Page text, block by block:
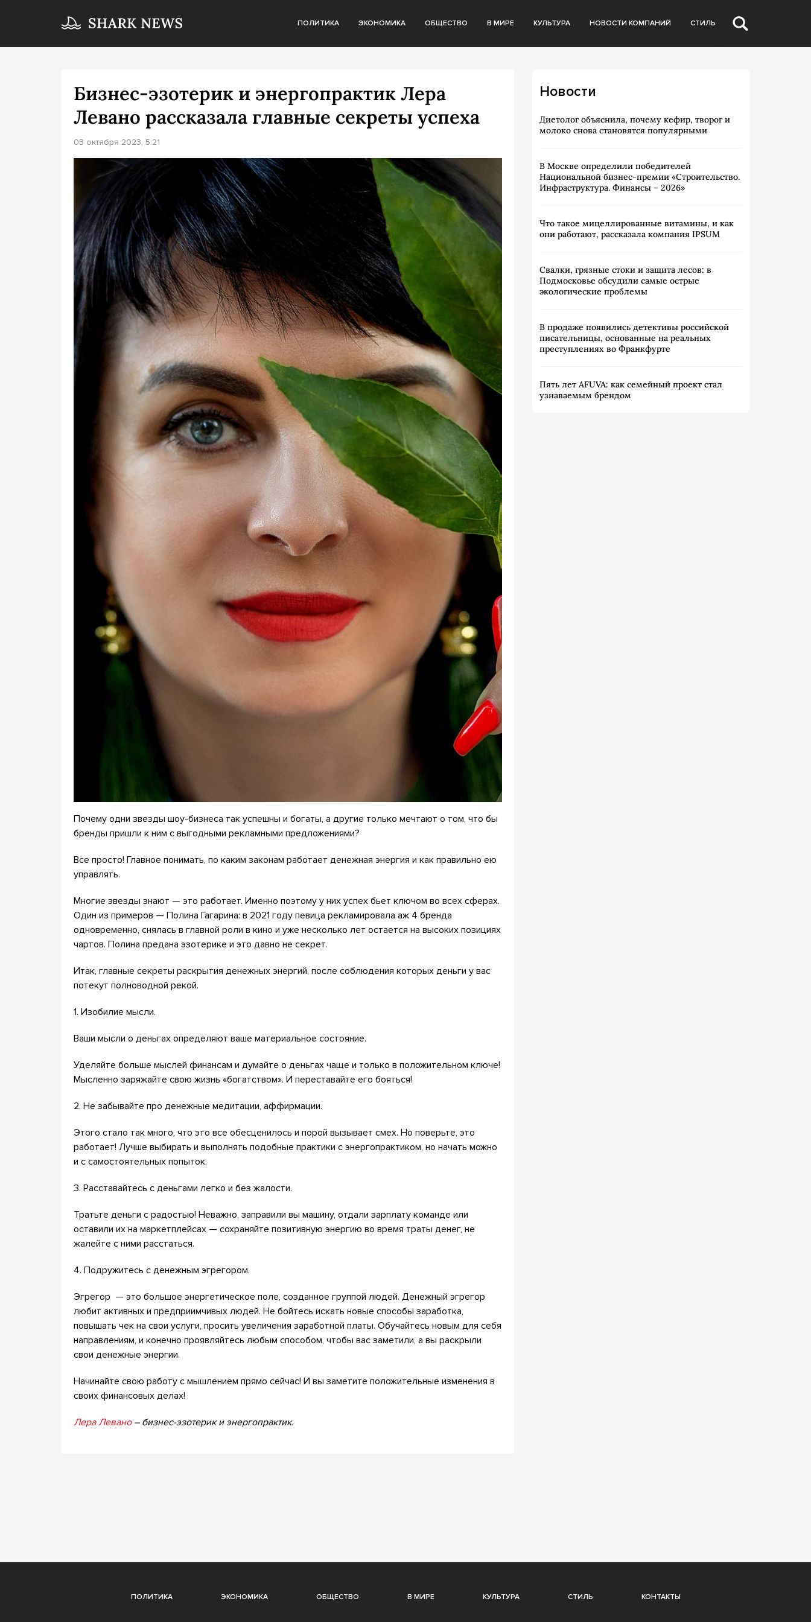
ПОЛИТИКА ЭКОНОМИКА ОБЩЕСТВО В МИРЕ КУЛЬТУРА НОВОСТИ КОМПАНИЙ СТИЛЬ
Бизнес-эзотерик и энергопрактик Лера
Левано рассказала главные секреты успеха
03 октября 2023, 5:21
Почему одни звезды шоу-бизнеса так успешны и богаты, а другие только мечтают о том, что бы
бренды пришли к ним с выгодными рекламными предложениями?
Все просто! Главное понимать, по каким законам работает денежная энергия и как правильно ею
управлять.
Многие звезды знают — это работает. Именно поэтому у них успех бьет ключом во всех сферах.
Один из примеров — Полина Гагарина: в 2021 году певица рекламировала аж 4 бренда
одновременно, снялась в главной роли в кино и уже несколько лет остается на высоких позициях
чартов. Полина предана эзотерике и это давно не секрет.
Итак, главные секреты раскрытия денежных энергий, после соблюдения которых деньги у вас
потекут полноводной рекой.
1. Изобилие мысли.
Ваши мысли о деньгах определяют ваше материальное состояние.
Уделяйте больше мыслей финансам и думайте о деньгах чаще и только в положительном ключе!
Мысленно заряжайте свою жизнь «богатством». И переставайте его бояться!
2. Не забывайте про денежные медитации, аффирмации.
Этого стало так много, что это все обесценилось и порой вызывает смех. Но поверьте, это
работает! Лучше выбирать и выполнять подобные практики с энергопрактиком, но начать можно
и с самостоятельных попыток.
3. Расставайтесь с деньгами легко и без жалости.
Тратьте деньги с радостью! Неважно, заправили вы машину, отдали зарплату команде или
оставили их на маркетплейсах — сохраняйте позитивную энергию во время траты денег, не
жалейте с ними расстаться.
4. Подружитесь с денежным эгрегором.
Эгрегор — это большое энергетическое поле, созданное группой людей. Денежный эгрегор
любит активных и предприимчивых людей. Не бойтесь искать новые способы заработка,
повышать чек на свои услуги, просить увеличения заработной платы. Обучайтесь новым для себя
направлениям, и конечно проявляйтесь любым способом, чтобы вас заметили, а вы раскрыли
свои денежные энергии.
Начинайте свою работу с мышлением прямо сейчас! И вы заметите положительные изменения в
своих финансовых делах!
Лера Левано– бизнес-эзотерик и энергопрактик.
Новости
Диетолог объяснила, почему кефир, творог и
молоко снова становятся популярными
В Москве определили победителей
Национальной бизнес-премии «Строительство.
Инфраструктура. Финансы – 2026»
Что такое мицеллированные витамины, и как
они работают, рассказала компания IPSUM
Свалки, грязные стоки и защита лесов: в
Подмосковье обсудили самые острые
экологические проблемы
В продаже появились детективы российской
писательницы, основанные на реальных
преступлениях во Франкфурте
Пять лет AFUVA: как семейный проект стал
узнаваемым брендом
ПОЛИТИКА ЭКОНОМИКА ОБЩЕСТВО В МИРЕ КУЛЬТУРА СТИЛЬ КОНТАКТЫ